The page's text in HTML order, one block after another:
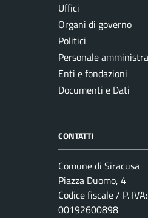
Uffici
Organi di governo
Politici
Personale
Enti e fondazioni
Documenti e Dati
CONTATTI
Comune di Siracusa
Piazza Duomo, 4
Codice fiscale / P.
00192600898